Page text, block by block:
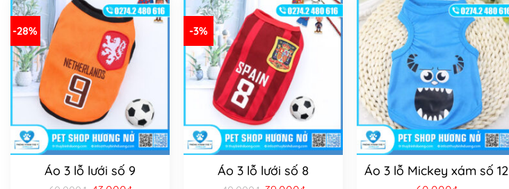
-28%
Áo 3 lỗ lưới số 9
-3%
Áo 3 lỗ lưới số 8 Áo 3 lỗ Mickey xám số 12